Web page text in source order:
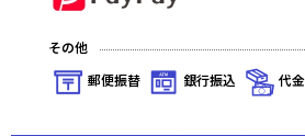
その他
郵便振替
銀行振込 代